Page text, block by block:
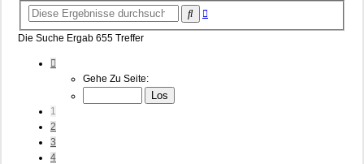
Suche
Die Suche Ergab 655 Treffer
Von
Gehe Zu Seite:
1
2
3
4